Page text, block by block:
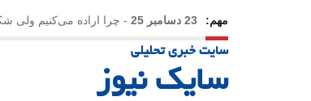
مهم: 23 دسامبر 25 - چرا اراده می‌کنیم
21 دسامبر 25
سایت خبری تحلیلی
سایک نیوز